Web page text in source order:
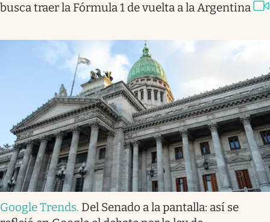
busca traer la Fórmula 1 de vuelta a la Argentina
Google Trends. Del Senado a la pantalla: así se